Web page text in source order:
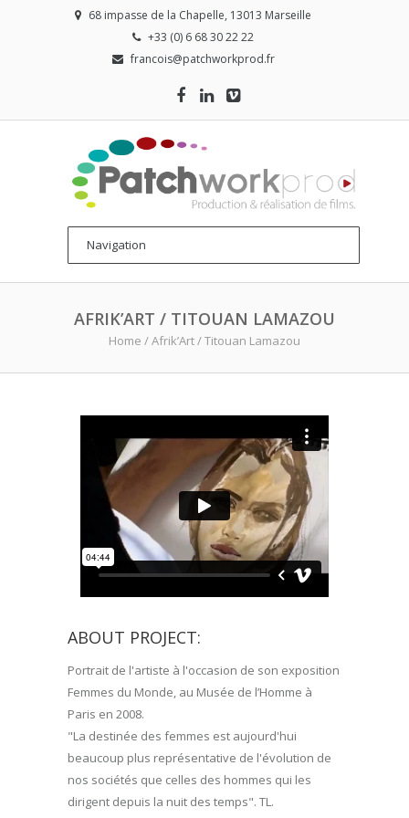
68 impasse de la Chapelle, 13013 Marseille
+33 (0) 6 68 30 22 22
francois@patchworkprod.fr
AFRIK’ART / TITOUAN LAMAZOU
Home /Afrik’Art / Titouan Lamazou
ABOUT PROJECT:
Portrait de l'artiste à l'occasion de son exposition
Femmes du Monde, au Musée de l’Homme à
Paris en 2008.
"La destinée des femmes est aujourd'hui
beaucoup plus représentative de l'évolution de
nos sociétés que celles des hommes qui les
dirigent depuis la nuit des temps". TL.